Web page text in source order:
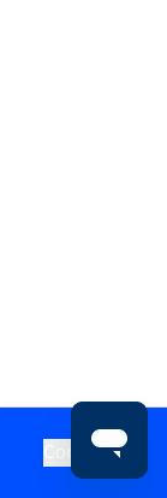
Contact